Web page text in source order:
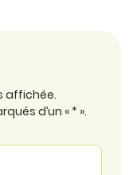
affichée.
d’un « * ».